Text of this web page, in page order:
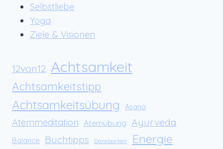
Selbstliebe
Yoga
Ziele & Visionen
12von12 Achtsamkeit
Achtsamkeitstipp
Achtsamkeitsübung Asana
Atemmeditation Atemübung Ayurveda
Balance Buchtipps Dankbarkeit Energie